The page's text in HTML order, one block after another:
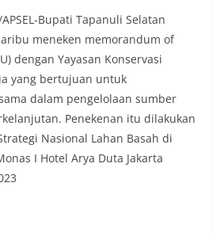
adalah imbauan kepada warga untuk
Merah Putih secara penuh,
tiang, sebagai bentuk
dan rasa cinta tanah air
HUT Kemerdekaan RI.
bahwa pemasangan
benar merupakan salah satu
partisipasi masyarakat dalam
hari bersejarah bangsa
mengimbau kepada seluruh
mempersiapkan dan memasang
Bupati Tapanuli Selatan
meneken memorandum of
dengan Yayasan Konservasi
yang bertujuan untuk
dalam pengelolaan sumber
Penekenan itu dilakukan
Nasional Lahan Basah di
I Hotel Arya Duta Jakarta